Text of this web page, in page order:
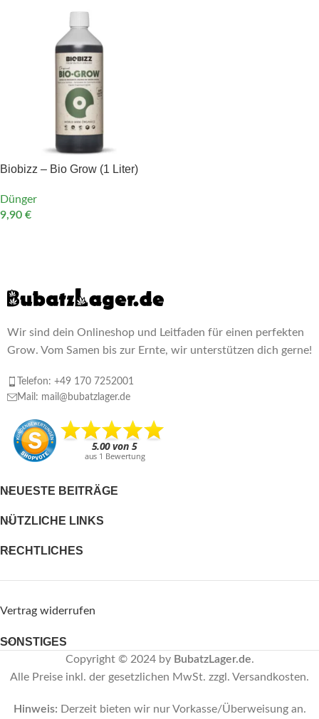
Biobizz – Bio Grow (1 Liter)
Dünger
9,90 €
Wir sind dein Onlineshop und Leitfaden für einen perfekten
Grow. Vom Samen bis zur Ernte, wir unterstützen dich gerne!
Telefon: +49 170 7252001
Mail: mail@bubatzlager.de
NEUESTE BEITRÄGE
NÜTZLICHE LINKS
RECHTLICHES
Vertrag widerrufen
SONSTIGES
Copyright © 2024 by BubatzLager.de.
Alle Preise inkl. der gesetzlichen MwSt. zzgl. Versandkosten.
Hinweis: Derzeit bieten wir nur Vorkasse/Überweisung an.